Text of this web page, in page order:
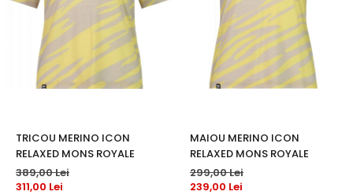
TRICOU MERINO ICON
RELAXED MONS ROYALE
389,00 Lei
311,00 Lei
MAIOU MERINO ICON
RELAXED MONS ROYALE
299,00 Lei
239,00 Lei